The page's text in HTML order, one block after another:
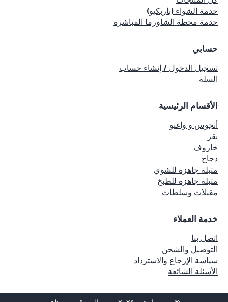
خدمة الشواء (باربكيو)
خدمة محطة الشاورما المباشرة
حسابي
تسجيل الدخول / إنشاء حساب
السلة
الأقسام الرئيسية
أنجوس و واغيو
بقر
خاروف
دجاج
متبلة جاهزة للشوي
متبلة جاهزة للطبخ
مقبلات وسلطات
خدمة العملاء
اتصل بنا
التوصيل والشحن
سياسة الإرجاع والاسترداد
الأسئلة الشائعة